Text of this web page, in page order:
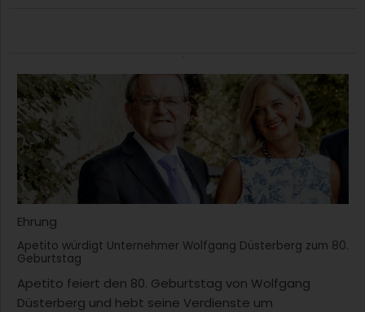
Ehrung
Apetito würdigt Unternehmer Wolfgang Düsterberg zum 80.
Geburtstag
Apetito feiert den 80. Geburtstag von Wolfgang
Düsterberg und hebt seine Verdienste um